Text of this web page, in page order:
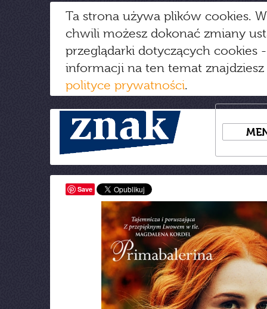
Ta strona używa plików cookies.
chwili możesz dokonać zmiany
przeglądarki dotyczących cookies
informacji na ten temat
polityce prywatności.
Save